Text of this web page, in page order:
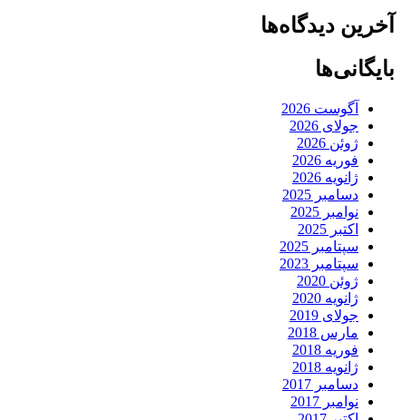
آخرین دیدگاه‌ها
بایگانی‌ها
آگوست 2026
جولای 2026
ژوئن 2026
فوریه 2026
ژانویه 2026
دسامبر 2025
نوامبر 2025
اکتبر 2025
سپتامبر 2025
سپتامبر 2023
ژوئن 2020
ژانویه 2020
جولای 2019
مارس 2018
فوریه 2018
ژانویه 2018
دسامبر 2017
نوامبر 2017